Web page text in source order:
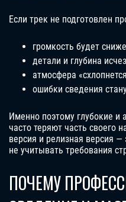
Если трек не подготовлен
громкость будет
детали и глубина
атмосфера
ошибки сведения
Именно поэтому глубокие
часто теряют часть своего
версия и релизная версия —
не учитывать требования
ПОЧЕМУ